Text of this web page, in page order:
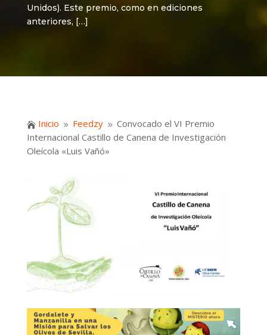
Unidos). Este premio, como en ediciones
anteriores, […]
 Inicio 9 Feedzy 9 Convocado el VI Premio
Internacional Castillo de Canena de Investigación
Oleícola «Luis Vañó»